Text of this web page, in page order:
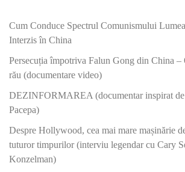
Cum Conduce Spectrul Comunismului
Interzis în China
Persecuția împotriva Falun Gong din China –
rău (documentare video)
DEZINFORMAREA (documentar inspirat
Pacepa)
Despre Hollywood, cea mai mare mașinărie
tuturor timpurilor (interviu legendar cu Cary
Konzelman)